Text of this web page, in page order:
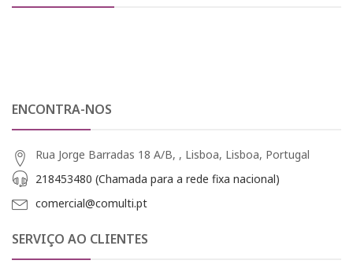
ENCONTRA-NOS
Rua Jorge Barradas 18 A/B, , Lisboa, Lisboa, Portugal
218453480 (Chamada para a rede fixa nacional)
comercial@comulti.pt
SERVIÇO AO CLIENTES